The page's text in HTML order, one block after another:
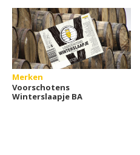
Merken
Voorschotens
Winterslaapje BA